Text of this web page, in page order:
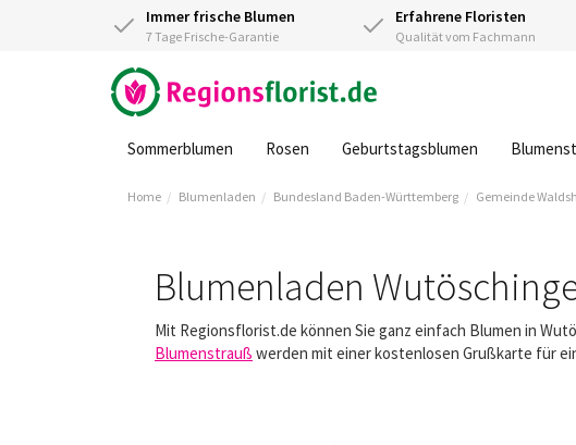
Immer frische Blumen
7 Tage Frische-Garantie
Erfahrene Floristen
Qualität vom Fachmann
Sommerblumen Rosen Geburtstagsblumen
Home Blumenladen Bundesland Baden-Württemberg Gemeinde
Blumenladen
Mit Regionsflorist.de können Sie ganz einfach Blumen in
Blumenstrauß werden mit einer kostenlosen Grußkarte für